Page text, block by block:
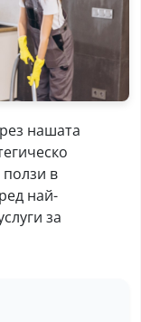
нашата
в
най-
за